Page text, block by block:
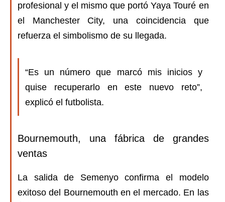
profesional y el mismo que portó Yaya Touré en
el Manchester City, una coincidencia que
refuerza el simbolismo de su llegada.
“Es un número que marcó mis inicios y
quise recuperarlo en este nuevo reto”,
explicó el futbolista.
Bournemouth, una fábrica de grandes
ventas
La salida de Semenyo confirma el modelo
exitoso del Bournemouth en el mercado. En las